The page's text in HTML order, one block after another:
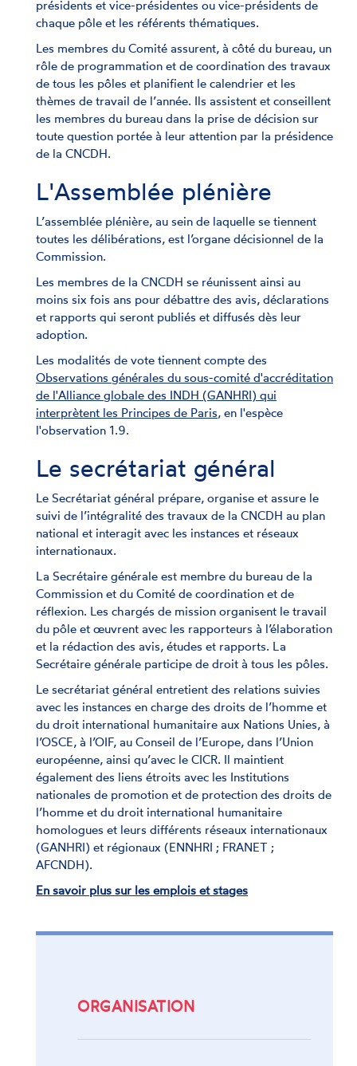
présidents et vice-présidentes ou vice-présidents de
chaque pôle et les référents thématiques.
Les membres du Comité assurent, à côté du bureau, un
rôle de programmation et de coordination des travaux
de tous les pôles et planifient le calendrier et les
thèmes de travail de l’année. Ils assistent et conseillent
les membres du bureau dans la prise de décision sur
toute question portée à leur attention par la présidence
de la CNCDH.
L'Assemblée plénière
L’assemblée plénière, au sein de laquelle se tiennent
toutes les délibérations, est l’organe décisionnel de la
Commission.
Les membres de la CNCDH se réunissent ainsi au
moins six fois ans pour débattre des avis, déclarations
et rapports qui seront publiés et diffusés dès leur
adoption.
Les modalités de vote tiennent compte des
Observations générales du sous-comité d'accréditation
de l'Alliance globale des INDH (GANHRI) qui
interprètent les Principes de Paris, en l'espèce
l'observation 1.9.
Le secrétariat général
Le Secrétariat général prépare, organise et assure le
suivi de l’intégralité des travaux de la CNCDH au plan
national et interagit avec les instances et réseaux
internationaux.
La Secrétaire générale est membre du bureau de la
Commission et du Comité de coordination et de
réflexion. Les chargés de mission organisent le travail
du pôle et œuvrent avec les rapporteurs à l’élaboration
et la rédaction des avis, études et rapports. La
Secrétaire générale participe de droit à tous les pôles.
Le secrétariat général entretient des relations suivies
avec les instances en charge des droits de l’homme et
du droit international humanitaire aux Nations Unies, à
l’OSCE, à l’OIF, au Conseil de l’Europe, dans l’Union
européenne, ainsi qu’avec le CICR. Il maintient
également des liens étroits avec les Institutions
nationales de promotion et de protection des droits de
l’homme et du droit international humanitaire
homologues et leurs différents réseaux internationaux
(GANHRI) et régionaux (ENNHRI ; FRANET ;
AFCNDH).
En savoir plus sur les emplois et stages
ORGANISATION